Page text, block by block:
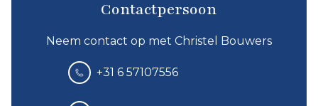
Contactpersoon
Neem contact op met Christel Bouwers
+31 6 57107556